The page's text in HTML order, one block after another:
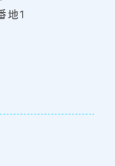
地1